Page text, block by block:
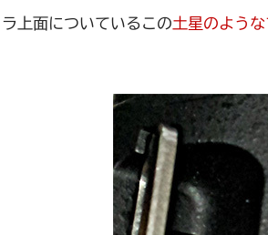
ラ上面についているこの土星のよう